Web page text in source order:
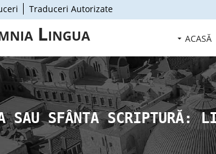
Traduceri Autorizate
Lingua ACASĂ
SAU SFÂNTA SCRIPTURĂ: